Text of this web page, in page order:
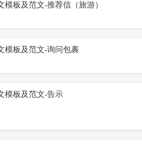
板及范文-推荐信（旅游）
模板及范文-询问包裹
模板及范文-告示